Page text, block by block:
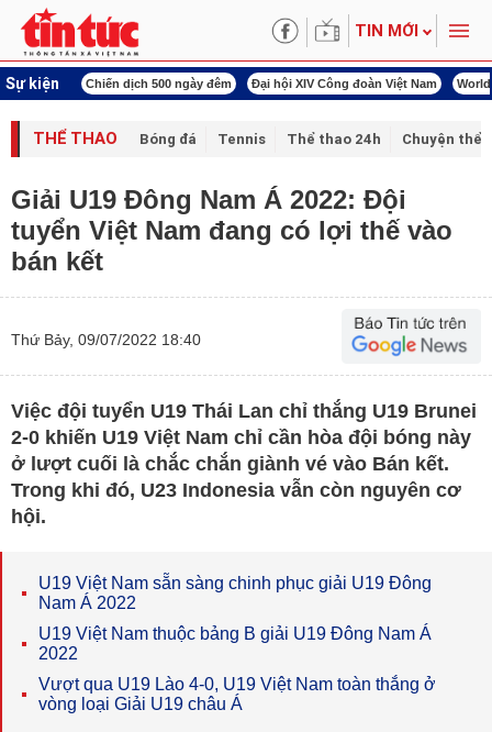
TIN MỚI
Sự kiện
mạng Chiến dịch 500 ngày đêm Đại hội XIV Công đoàn Việt Nam
THỂ THAO Bóng đá Tennis Thể thao 24h Chuyện thể
Giải U19 Đông Nam Á 2022: Đội
tuyển Việt Nam đang có lợi thế vào
bán kết
Thứ Bảy, 09/07/2022 18:40
Việc đội tuyển U19 Thái Lan chỉ thắng U19 Brunei
2-0 khiến U19 Việt Nam chỉ cần hòa đội bóng này
ở lượt cuối là chắc chắn giành vé vào Bán kết.
Trong khi đó, U23 Indonesia vẫn còn nguyên cơ
hội.
U19 Việt Nam sẵn sàng chinh phục giải U19 Đông
Nam Á 2022
U19 Việt Nam thuộc bảng B giải U19 Đông Nam Á
2022
Vượt qua U19 Lào 4-0, U19 Việt Nam toàn thắng ở
vòng loại Giải U19 châu Á